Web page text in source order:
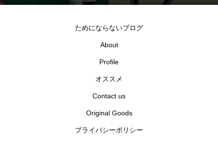
スとか。
ためにならないブログ
About
Profile
オススメ
Contact us
Original Goods
プライバシーポリシー